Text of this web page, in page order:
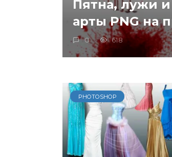
Пятна, лужи
арты PNG на
0 618
PHOTOSHOP